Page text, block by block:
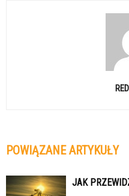
POWIĄZANE ARTYKUŁY
JAK